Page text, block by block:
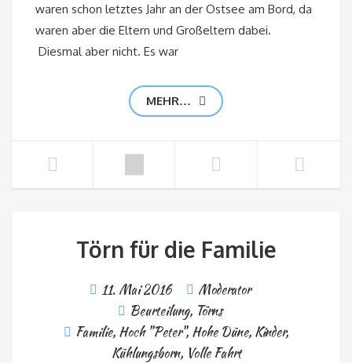
waren schon letztes Jahr an der Ostsee am Bord, da
waren aber die Eltern und Großeltern dabei.
Diesmal aber nicht. Es war
MEHR…
Törn für die Familie
11. Mai 2016
Moderator
Beurteilung, Törns
Familie, Hoch "Peter", Hohe Düne, Kinder,
Kühlungsborn, Volle Fahrt